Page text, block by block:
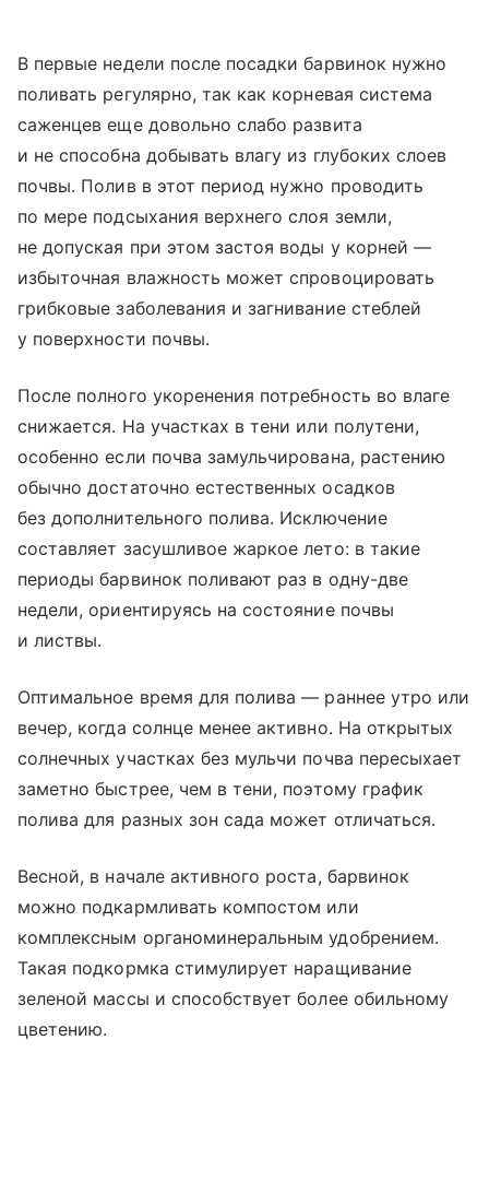
В первые недели после посадки барвинок нужно
поливать регулярно, так как корневая система
саженцев еще довольно слабо развита
и не способна добывать влагу из глубоких слоев
почвы. Полив в этот период нужно проводить
по мере подсыхания верхнего слоя земли,
не допуская при этом застоя воды у корней —
избыточная влажность может спровоцировать
грибковые заболевания и загнивание стеблей
у поверхности почвы.
После полного укоренения потребность во влаге
снижается. На участках в тени или полутени,
особенно если почва замульчирована, растению
обычно достаточно естественных осадков
без дополнительного полива. Исключение
составляет засушливое жаркое лето: в такие
периоды барвинок поливают раз в одну-две
недели, ориентируясь на состояние почвы
и листвы.
Оптимальное время для полива — раннее утро или
вечер, когда солнце менее активно. На открытых
солнечных участках без мульчи почва пересыхает
заметно быстрее, чем в тени, поэтому график
полива для разных зон сада может отличаться.
Весной, в начале активного роста, барвинок
можно подкармливать компостом или
комплексным органоминеральным удобрением.
Такая подкормка стимулирует наращивание
зеленой массы и способствует более обильному
цветению.